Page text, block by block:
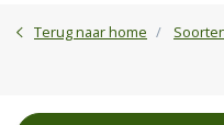
Terug naar home